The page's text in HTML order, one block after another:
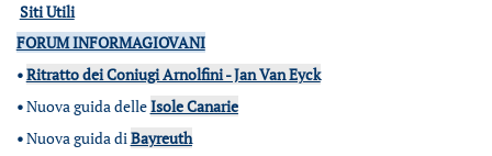
Siti Utili
FORUM INFORMAGIOVANI
•Ritratto dei Coniugi Arnolfini - Jan Van Eyck
•Nuova guida delleIsole Canarie
•Nuova guida diBayreuth